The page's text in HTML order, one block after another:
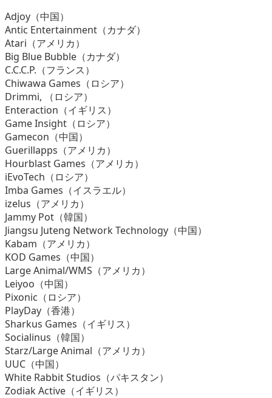
Adjoy（中国）
Antic Entertainment（カナダ）
Atari（アメリカ）
Big Blue Bubble（カナダ）
C.C.C.P.（フランス）
Chiwawa Games（ロシア）
Drimmi, （ロシア）
Enteraction（イギリス）
Game Insight（ロシア）
Gamecon（中国）
Guerillapps（アメリカ）
Hourblast Games（アメリカ）
iEvoTech（ロシア）
Imba Games（イスラエル）
izelus（アメリカ）
Jammy Pot（韓国）
Jiangsu Juteng Network Technology（中国）
Kabam（アメリカ）
KOD Games（中国）
Large Animal/WMS（アメリカ）
Leiyoo（中国）
Pixonic（ロシア）
PlayDay（香港）
Sharkus Games（イギリス）
Socialinus（韓国）
Starz/Large Animal（アメリカ）
UUC（中国）
White Rabbit Studios（パキスタン）
Zodiak Active（イギリス）